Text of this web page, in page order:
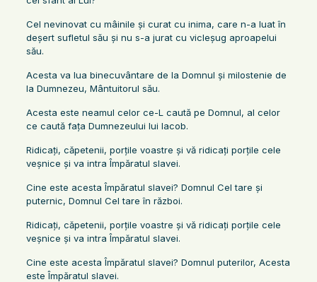
Cel nevinovat cu mâinile şi curat cu inima, care n-a luat în
deşert sufletul său şi nu s-a jurat cu vicleşug aproapelui
său.
Acesta va lua binecuvântare de la Domnul şi milostenie de
la Dumnezeu, Mântuitorul său.
Acesta este neamul celor ce-L caută pe Domnul, al celor
ce caută faţa Dumnezeului lui Iacob.
Ridicaţi, căpetenii, porţile voastre şi vă ridicaţi porţile cele
veşnice şi va intra Împăratul slavei.
Cine este acesta Împăratul slavei? Domnul Cel tare şi
puternic, Domnul Cel tare în război.
Ridicaţi, căpetenii, porţile voastre şi vă ridicaţi porţile cele
veşnice şi va intra Împăratul slavei.
Cine este acesta Împăratul slavei? Domnul puterilor, Acesta
este Împăratul slavei.